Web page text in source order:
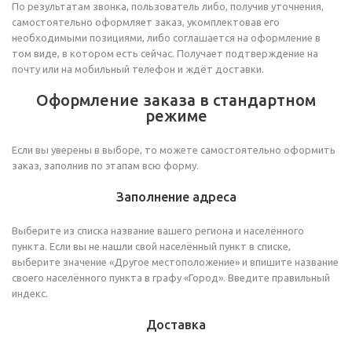
По результатам звонка, пользователь либо, получив уточнения,
самостоятельно оформляет заказ, укомплектовав его
необходимыми позициями, либо соглашается на оформление в
том виде, в котором есть сейчас. Получает подтверждение на
почту или на мобильный телефон и ждёт доставки.
Оформление заказа в стандартном
режиме
Если вы уверены в выборе, то можете самостоятельно оформить
заказ, заполнив по этапам всю форму.
Заполнение адреса
Выберите из списка название вашего региона и населённого
пункта. Если вы не нашли свой населённый пункт в списке,
выберите значение «Другое местоположение» и впишите название
своего населённого пункта в графу «Город». Введите правильный
индекс.
Доставка